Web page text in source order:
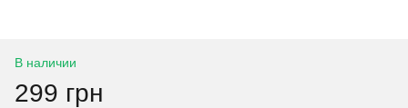
В наличии
299 грн